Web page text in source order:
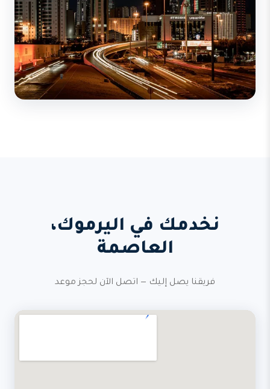
نخدمك في اليرموك،
العاصمة
فريقنا يصل إليك — اتصل الآن لحجز موعد